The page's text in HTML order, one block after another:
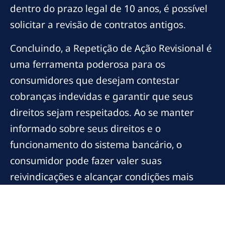
dentro do prazo legal de 10 anos, é possível
solicitar a revisão de contratos antigos.
Concluindo, a Repetição de Ação Revisional é
uma ferramenta poderosa para os
consumidores que desejam contestar
cobranças indevidas e garantir que seus
direitos sejam respeitados. Ao se manter
informado sobre seus direitos e o
funcionamento do sistema bancário, o
consumidor pode fazer valer suas
reivindicações e alcançar condições mais